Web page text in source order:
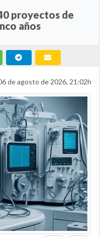
proyectos de
años
de agosto de 2026, 21:02h